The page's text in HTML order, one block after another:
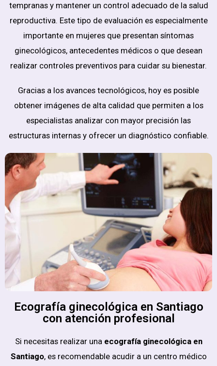
tempranas y mantener un control adecuado de la salud
reproductiva. Este tipo de evaluación es especialmente
importante en mujeres que presentan síntomas
ginecológicos, antecedentes médicos o que desean
realizar controles preventivos para cuidar su bienestar.
Gracias a los avances tecnológicos, hoy es posible
obtener imágenes de alta calidad que permiten a los
especialistas analizar con mayor precisión las
estructuras internas y ofrecer un diagnóstico confiable.
Ecografía ginecológica en Santiago
con atención profesional
Si necesitas realizar una ecografía ginecológica en
Santiago, es recomendable acudir a un centro médico